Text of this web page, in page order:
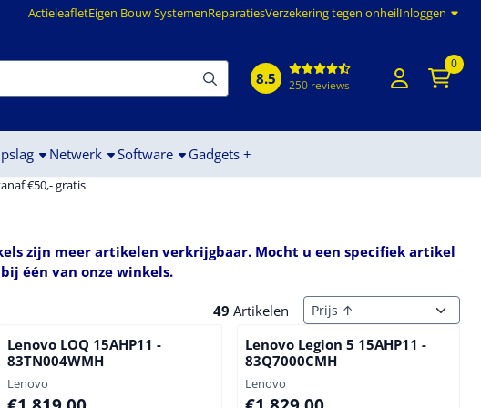
ActieleafletEigen Bouw SystemenReparatiesVerzekering tegen onheilInloggen
8.5 250 reviews
0
Netwerk Software Gadgets +
€50,- gratis
zijn meer artikelen verkrijgbaar. Mocht u een specifiek artikel
één van onze winkels.
49 Artikelen Sorteermethode
Lenovo LOQ 15AHP11 -
83TN004WMH
Merk:
Lenovo
Prijs: 1 819,00
Lenovo Legion 5 15AHP11 -
83Q7000CMH
Merk:
Lenovo
Prijs: 1 829,00